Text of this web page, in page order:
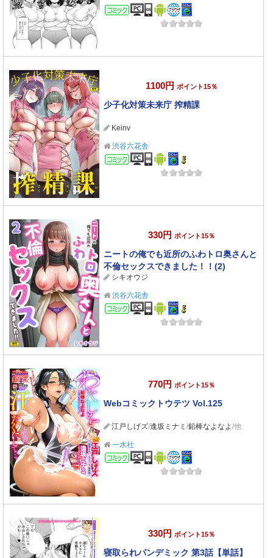
コミック
1100円 ポイント15％
少子化対策未来庁 搾精課
Keinv
渋谷六花舎
コミック
330円 ポイント15％
ニートの俺でも近所のふわトロ奥さんと
不倫セックスできました！！(2)
シキオウジ
渋谷六花舎
コミック
770円 ポイント15％
Webコミックトウテツ Vol.125
江戸しげズ/逢坂ミナミ /鉛棒なよなよ/他
一水社
コミック
330円 ポイント15％
寝取られパンデミック 第3話【単話】